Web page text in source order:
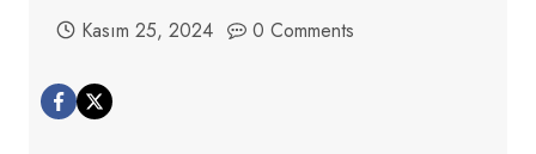
Kasım 25, 2024 0 Comments